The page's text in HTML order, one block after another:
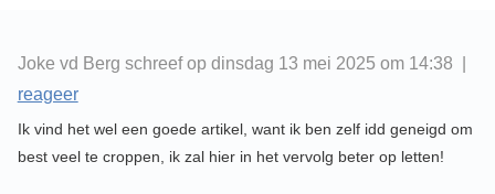
Joke vd Berg schreef op dinsdag 13 mei 2025 om 14:38 |
reageer
Ik vind het wel een goede artikel, want ik ben zelf idd geneigd om
best veel te croppen, ik zal hier in het vervolg beter op letten!